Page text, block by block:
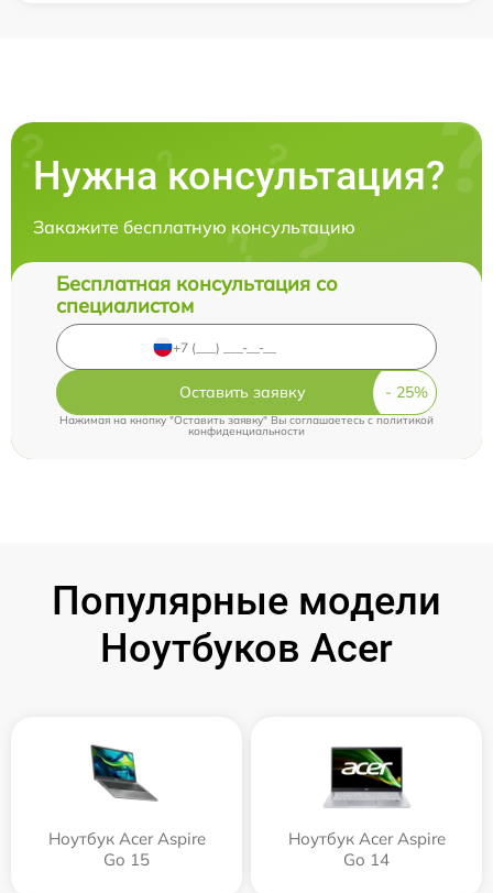
Нужна консультация?
Закажите бесплатную консультацию
Бесплатная консультация со
специалистом
Оставить заявку
Нажимая на кнопку "Оставить заявку" Вы соглашаетесь cполитикой
конфиденциальности
Популярные модели
Ноутбуков Acer
Ноутбук Acer Aspire
Go 15
Ноутбук Acer Aspire
Go 14